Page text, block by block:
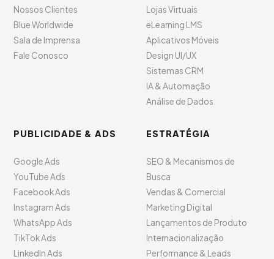
Nossos Clientes
Blue Worldwide
Sala de Imprensa
Fale Conosco
Lojas Virtuais
eLearning LMS
Aplicativos Móveis
Design UI/UX
Sistemas CRM
IA & Automação
Análise de Dados
PUBLICIDADE & ADS
Google Ads
YouTube Ads
Facebook Ads
Instagram Ads
WhatsApp Ads
TikTok Ads
LinkedIn Ads
ESTRATÉGIA
SEO & Mecanismos de
Busca
Vendas & Comercial
Marketing Digital
Lançamentos de Produto
Internacionalização
Performance & Leads